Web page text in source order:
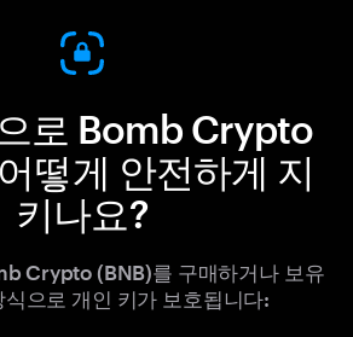
로 Bomb Crypto
떻게 안전하게 지
키나요?
Crypto (BNB)를 구매하거나 보유
으로 개인 키가 보호됩니다: